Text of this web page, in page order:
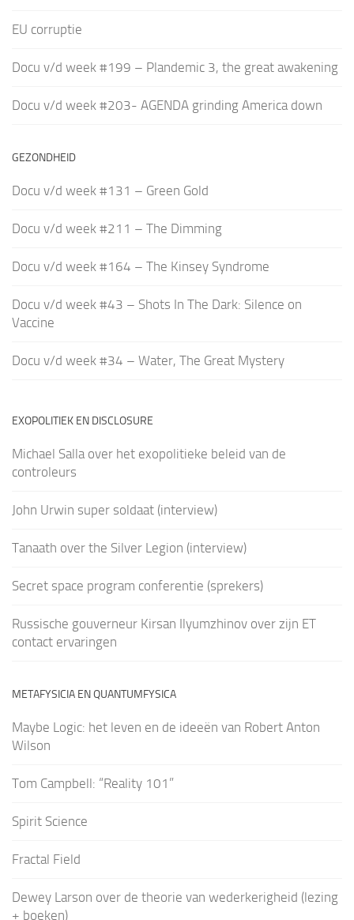
EU corruptie
Docu v/d week #199 – Plandemic 3, the great awakening
Docu v/d week #203- AGENDA grinding America down
GEZONDHEID
Docu v/d week #131 – Green Gold
Docu v/d week #211 – The Dimming
Docu v/d week #164 – The Kinsey Syndrome
Docu v/d week #43 – Shots In The Dark: Silence on
Vaccine
Docu v/d week #34 – Water, The Great Mystery
EXOPOLITIEK EN DISCLOSURE
Michael Salla over het exopolitieke beleid van de
controleurs
John Urwin super soldaat (interview)
Tanaath over the Silver Legion (interview)
Secret space program conferentie (sprekers)
Russische gouverneur Kirsan Ilyumzhinov over zijn ET
contact ervaringen
METAFYSICIA EN QUANTUMFYSICA
Maybe Logic: het leven en de ideeën van Robert Anton
Wilson
Tom Campbell: “Reality 101”
Spirit Science
Fractal Field
Dewey Larson over de theorie van wederkerigheid (lezing
+ boeken)